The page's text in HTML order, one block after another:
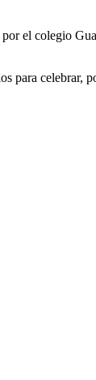
el colegio
para celebrar,